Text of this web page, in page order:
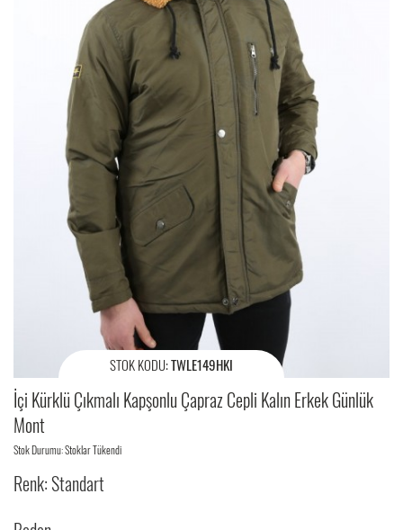
STOK KODU:TWLE149HKI
İçi Kürklü Çıkmalı Kapşonlu Çapraz Cepli Kalın Erkek Günlük
Mont
Stok Durumu: Stoklar Tükendi
Renk: Standart